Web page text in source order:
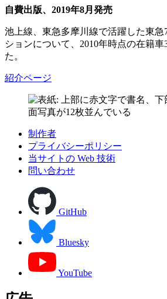
自費出版、2019年8月発売
池上線、東急多摩川線で活躍した東急
ションについて、2010年時点の在籍
た。
紹介ページ
制作者
プライバシーポリシー
当サイトの Web 技術
問い合わせ
GitHub
Bluesky
YouTube